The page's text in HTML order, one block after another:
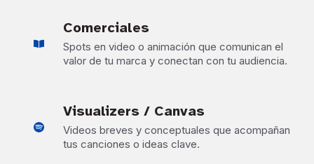
Comerciales
Spots en video o animación que comunican el
valor de tu marca y conectan con tu audiencia.
Visualizers / Canvas
Videos breves y conceptuales que acompañan
tus canciones o ideas clave.